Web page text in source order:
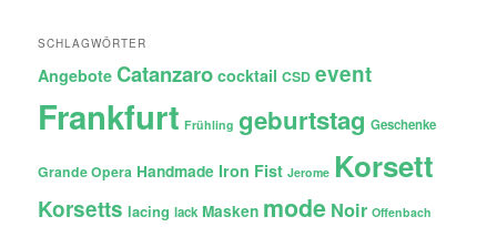
SCHLAGWÖRTER
Angebote Catanzaro cocktail CSD event
Frankfurt Frühling geburtstag Geschenke
Grande Opera Handmade Iron Fist Jerome Korsett
Korsetts lacing lack Masken mode Noir Offenbach